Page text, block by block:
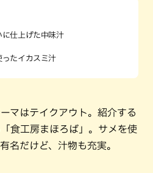
仕上げた中味汁
ったイカスミ汁
マはテイクアウト。紹介する
食工房まほろば」。サメを使
名だけど、汁物も充実。